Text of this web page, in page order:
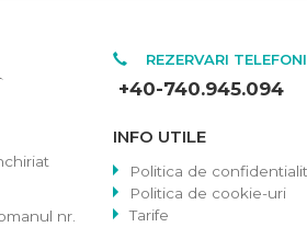
nr.
REZERVARI
+40-740.945.094
INFO UTILE
Politica de
Politica de cookie-uri
Tarife